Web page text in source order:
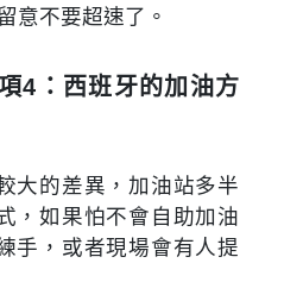
意不要超速了。
4：西班牙的加油方
大的差異，加油站多半
，如果怕不會自助加油
手，或者現場會有人提